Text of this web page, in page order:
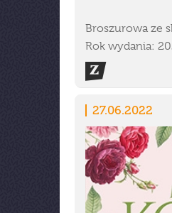
Broszurowa ze
Rok wydania:
27.06.2022